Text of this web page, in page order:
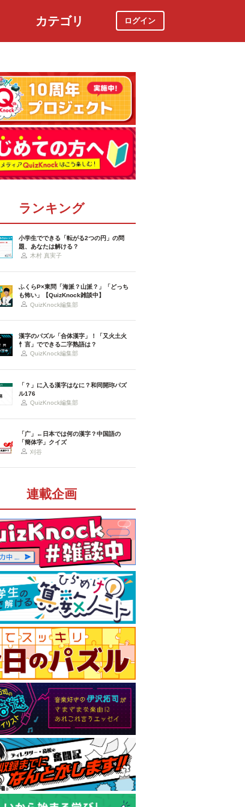
カテゴリ ログイン
ランキング
小学生でできる「転がる2つの円」の問
題、あなたは解ける？
木村 真実子
ふくらP×東問「海派？山派？」「どっち
も怖い」【QuizKnock雑談中】
QuizKnock編集部
漢字のパズル「合体漢字」！「又火土火
忄言」でできる二字熟語は？
QuizKnock編集部
「？」に入る漢字はなに？和同開珎パズ
ル176
QuizKnock編集部
「广」←日本では何の漢字？中国語の
「簡体字」クイズ
刈谷
連載企画